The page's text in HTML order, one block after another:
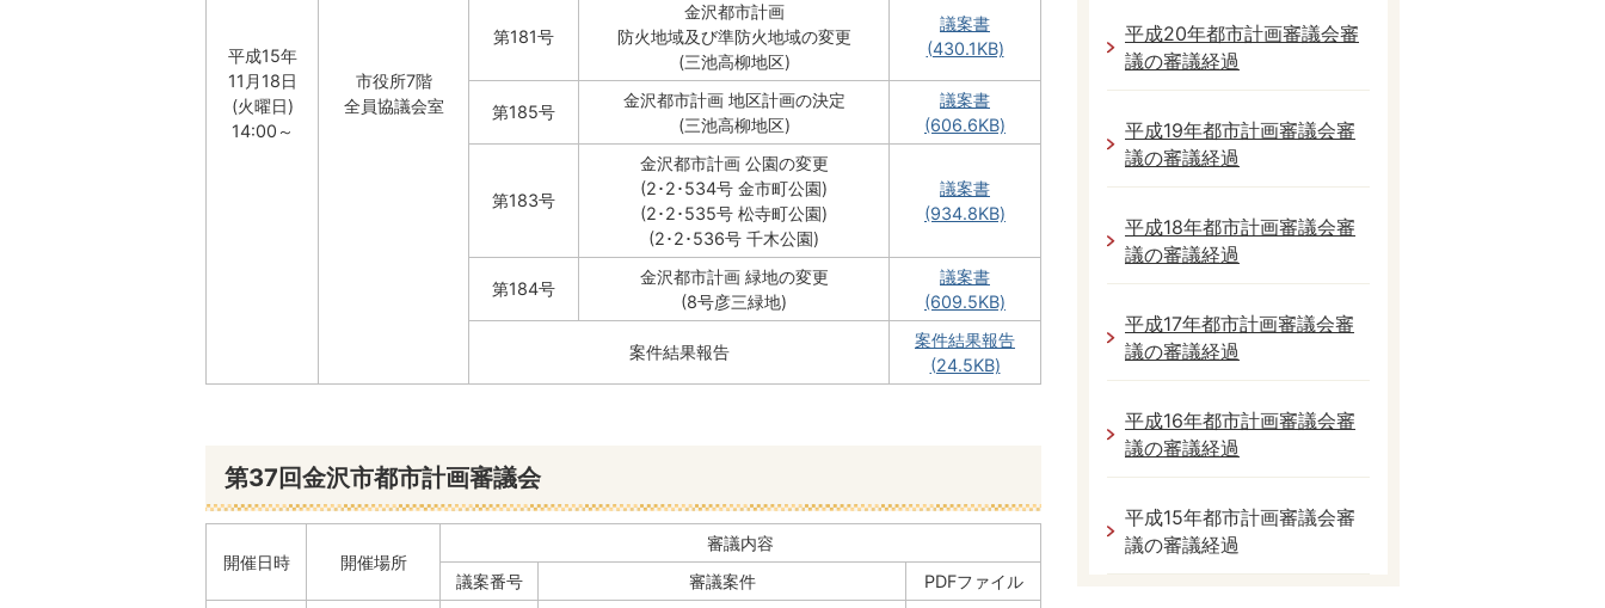
平成15年
11月18日
(火曜日)
14:00～
市役所7階
全員協議会室
第181号
金沢都市計画
防火地域及び準防火地域の変更
(三池高柳地区)
議案書
(430.1KB)
第185号
金沢都市計画 地区計画の決定
(三池高柳地区)
議案書
(606.6KB)
第183号
金沢都市計画 公園の変更
(2･2･534号 金市町公園)
(2･2･535号 松寺町公園)
(2･2･536号 千木公園)
議案書
(934.8KB)
第184号
金沢都市計画 緑地の変更
(8号彦三緑地)
議案書
(609.5KB)
案件結果報告
案件結果報告
(24.5KB)
第37回金沢市都市計画審議会
開催日時 開催場所
審議内容
議案番号
審議案件 PDFファイル
平成20年都市計画審議会審
議の審議経過
平成19年都市計画審議会審
議の審議経過
平成18年都市計画審議会審
議の審議経過
平成17年都市計画審議会審
議の審議経過
平成16年都市計画審議会審
議の審議経過
平成15年都市計画審議会審
議の審議経過